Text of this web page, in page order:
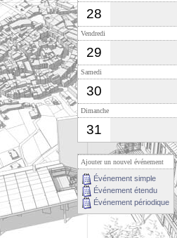
28
Vendredi
29
Samedi
30
Dimanche
31
Ajouter un nouvel événement
Événement simple
Événement étendu
Événement périodique